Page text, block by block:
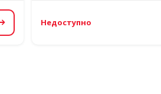
ПосмотретьНедоступно